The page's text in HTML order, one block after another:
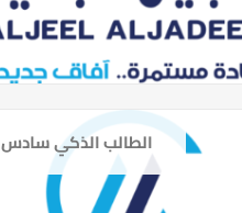
الطالب الذكي سادس